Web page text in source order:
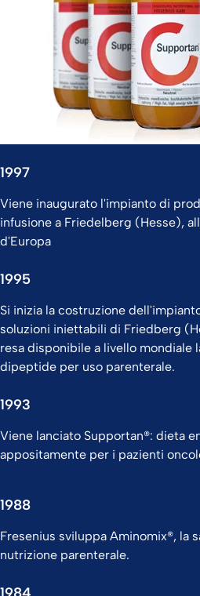
1997
Viene inaugurato l'impianto di
infusione a Friedelberg (Hesse),
d'Europa
1995
Si inizia la costruzione
soluzioni iniettabili di Friedberg
resa disponibile a livello mondiale
dipeptide per uso parenterale.
1993
Viene lanciato Supportan®: dieta
appositamente per i pazienti
1988
Fresenius sviluppa Aminomix®, la
nutrizione parenterale.